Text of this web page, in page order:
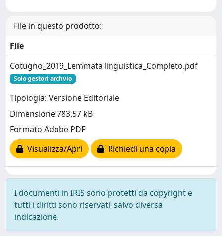
File in questo prodotto:
File
Cotugno_2019_Lemmata linguistica_Completo.pdf
Solo gestori archvio
Tipologia: Versione Editoriale
Dimensione 783.57 kB
Formato Adobe PDF
Visualizza/Apri
Richiedi una copia
I documenti in IRIS sono protetti da copyright e
tutti i diritti sono riservati, salvo diversa
indicazione.